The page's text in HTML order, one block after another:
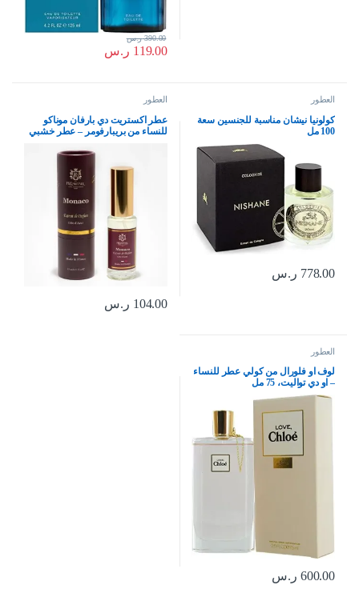
119.00 ر.س
390.00 ر.س
العطور
كولونيا نيشان مناسبة للجنسين سعة
100 مل
778.00 ر.س
العطور
عطر اكستريت دي بارفان موناكو
للنساء من بريبارفومر – عطر خشبي
104.00 ر.س
العطور
لوف او فلورال من كولي عطر للنساء
– او دي تواليت، 75 مل
600.00 ر.س